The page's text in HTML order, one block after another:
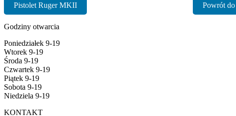
Pistolet Ruger MKII Powrót
Godziny otwarcia
Poniedziałek 9-19
Wtorek 9-19
Środa 9-19
Czwartek 9-19
Piątek 9-19
Sobota 9-19
Niedziela 9-19
KONTAKT